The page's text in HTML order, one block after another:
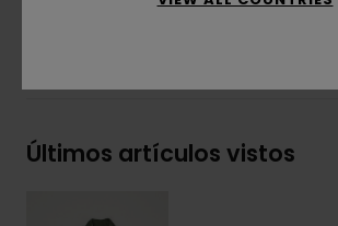
Últimos artículos vistos